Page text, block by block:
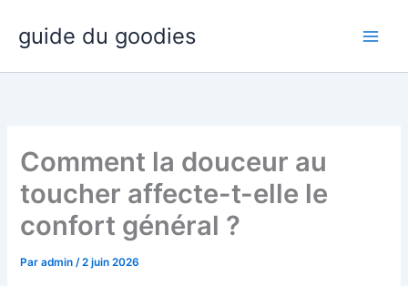
contenu
guide du goodies
Comment la douceur au
toucher affecte-t-elle le
confort général ?
Paradmin/2 juin 2026